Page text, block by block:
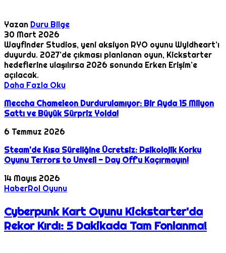
Yazan Duru Bilge
30 Mart 2026
Wayfinder Studios, yeni aksiyon RYO oyunu Wyldheart’ı
duyurdu. 2027’de çıkması planlanan oyun, Kickstarter
hedeflerine ulaşılırsa 2026 sonunda Erken Erişim’e
açılacak.
Daha Fazla Oku
Meccha Chameleon Durdurulamıyor: Bir Ayda 15 Milyon
Sattı ve Büyük Sürpriz Yolda!
6 Temmuz 2026
Steam'de Kısa Süreliğine Ücretsiz: Psikolojik Korku
Oyunu Terrors to Unveil - Day Off'u Kaçırmayın!
14 Mayıs 2026
HaberRol Oyunu
Cyberpunk Kart Oyunu Kickstarter'da
Rekor Kırdı: 5 Dakikada Tam Fonlanma!